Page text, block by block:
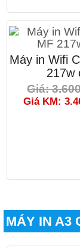
Máy in Wifi
217w
Giá:
Giá KM:
MÁY IN A3